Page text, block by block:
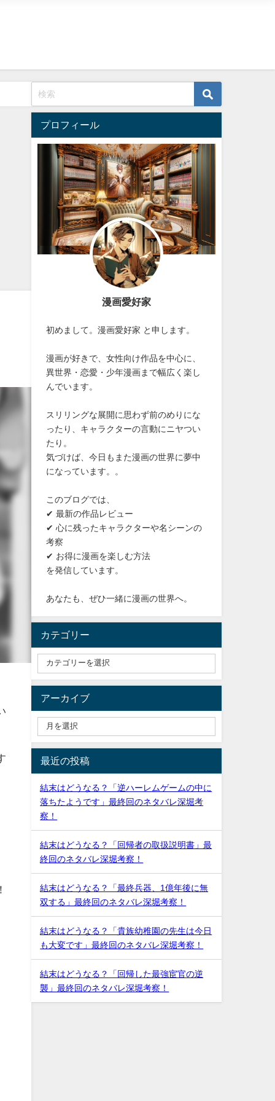
プロフィール
漫画愛好家
初めまして。漫画愛好家 と申します。
漫画が好きで、女性向け作品を中心に、
異世界・恋愛・少年漫画まで幅広く楽し
んでいます。
スリリングな展開に思わず前のめりにな
ったり、キャラクターの言動にニヤつい
たり。
気づけば、今日もまた漫画の世界に夢中
になっています。。
このブログでは、
✔ 最新の作品レビュー
✔ 心に残ったキャラクターや名シーンの
考察
✔ お得に漫画を楽しむ方法
を発信しています。
あなたも、ぜひ一緒に漫画の世界へ。
カテゴリー
アーカイブ
最近の投稿
結末はどうなる？「逆ハーレムゲームの中に
落ちたようです」最終回のネタバレ深堀考
察！
結末はどうなる？「回帰者の取扱説明書」最
終回のネタバレ深堀考察！
結末はどうなる？「最終兵器、1億年後に無
双する」最終回のネタバレ深堀考察！
結末はどうなる？「貴族幼稚園の先生は今日
も大変です」最終回のネタバレ深堀考察！
結末はどうなる？「回帰した最強宦官の逆
襲」最終回のネタバレ深堀考察！